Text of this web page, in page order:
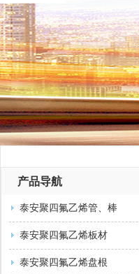
产品导航
泰安聚四氟乙烯管、棒
泰安聚四氟乙烯板材
泰安聚四氟乙烯盘根